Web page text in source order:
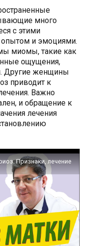
много
с этими
опытом и эмоциями.
миомы, такие как
ощущения,
Другие женщины
приводит к
Важно
и обращение к
лечения
Признаки, лечение